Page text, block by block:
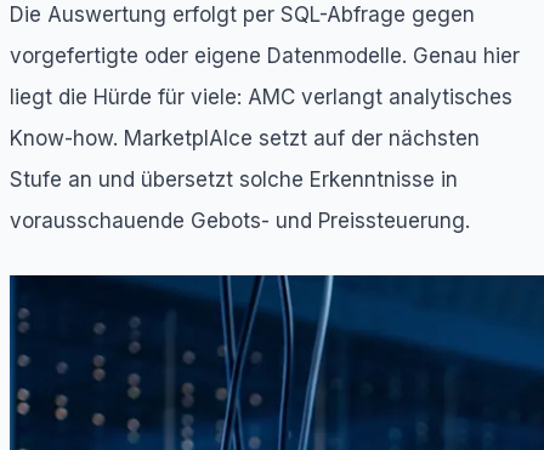
Die Auswertung erfolgt per SQL-Abfrage gegen
vorgefertigte oder eigene Datenmodelle. Genau hier
liegt die Hürde für viele: AMC verlangt analytisches
Know-how. MarketplAIce setzt auf der nächsten
Stufe an und übersetzt solche Erkenntnisse in
vorausschauende Gebots- und Preissteuerung.